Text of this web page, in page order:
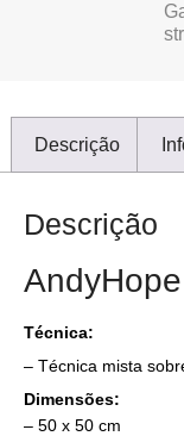
Descrição
Descrição
Técnica:
– Técnica mista
Dimensões:
– 50 x 50 cm